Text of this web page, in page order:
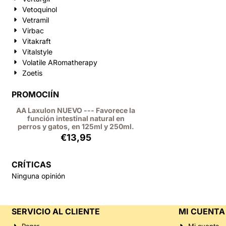
Vetoquinol
Vetramil
Virbac
Vitakraft
Vitalstyle
Volatile ARomatherapy
Zoetis
PROMOCIÍN
AA Laxulon NUEVO --- Favorece la
función intestinal natural en
perros y gatos, en 125ml y 250ml.
€13,95
CRÍTICAS
Ninguna opinión
SERVICIO AL CLIENTE MI CUENTA